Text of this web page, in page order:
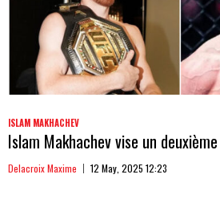
ISLAM MAKHACHEV
Islam Makhachev vise un
Delacroix Maxime 12 May, 2025 12:23